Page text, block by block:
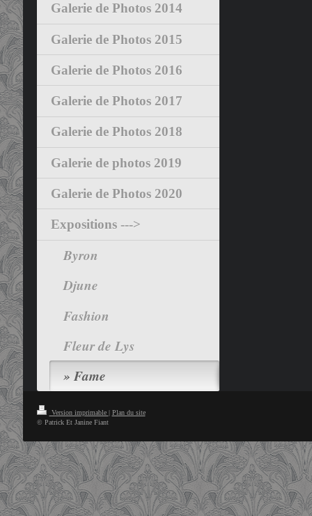
Galerie de Photos 2014
Galerie de Photos 2015
Galerie de Photos 2016
Galerie de Photos 2017
Galerie de Photos 2018
Galerie de photos 2019
Galerie de Photos 2020
Expositions --->
Byron
Djune
Fashion
Fleur de Lys
Fame
Version imprimable | Plan du site
© Patrick Et Janine Fiant